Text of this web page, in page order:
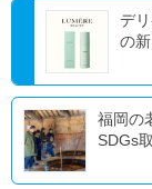
デ
の
福岡の
SDGs